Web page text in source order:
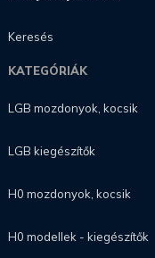
Keresés
KATEGÓRIÁK
LGB mozdonyok, kocsik
LGB kiegészítők
H0 mozdonyok, kocsik
H0 modellek - kiegészítők